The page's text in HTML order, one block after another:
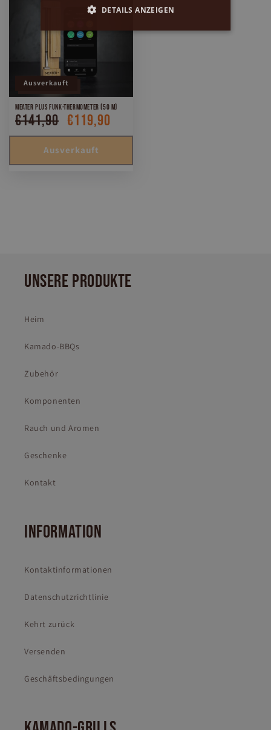
Ausverkauft
Meater Plus Funk-Thermometer (50 m)
Normaler
Preis
€141,90 Verkaufspreis
€119,90
Ausverkauft
UNSERE PRODUKTE
Heim
Kamado-BBQs
Zubehör
Komponenten
Rauch und Aromen
Geschenke
Kontakt
INFORMATION
Kontaktinformationen
Datenschutzrichtlinie
Kehrt zurück
Versenden
Geschäftsbedingungen
DETAILS ANZEIGEN